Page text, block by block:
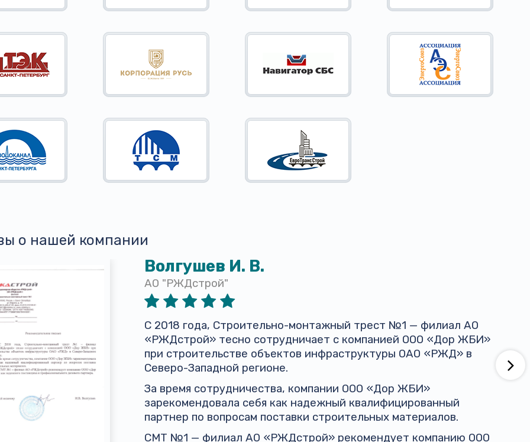
о нашей компании
Волгушев И. В.
АО "РЖДстрой"
С 2018 года, Строительно-монтажный трест №1 — филиал АО
«РЖДстрой» тесно сотрудничает с компанией ООО «Дор ЖБИ»
при строительстве объектов инфраструктуры ОАО «РЖД» в
Северо-Западной регионе.
За время сотрудничества, компании ООО «Дор ЖБИ»
зарекомендовала себя как надежный квалифицированный
партнер по вопросам поставки строительных материалов.
СМТ №1 — филиал АО «РЖДстрой» рекомендует компанию ООО